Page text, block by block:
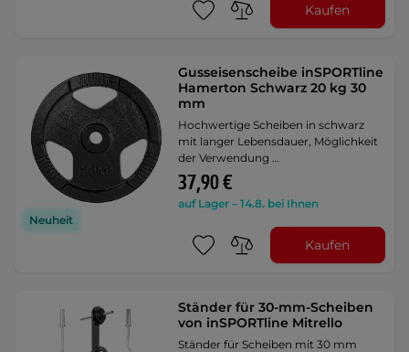
Kaufen
Neuheit
Gusseisenscheibe inSPORTline
Hamerton Schwarz 20 kg 30
mm
Hochwertige Scheiben in schwarz
mit langer Lebensdauer, Möglichkeit
der Verwendung …
37,90 €
auf Lager – 14.8. bei Ihnen
Kaufen
Ständer für 30-mm-Scheiben
von inSPORTline Mitrello
Ständer für Scheiben mit 30 mm